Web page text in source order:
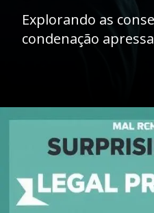
Explorando as
condenação
https://